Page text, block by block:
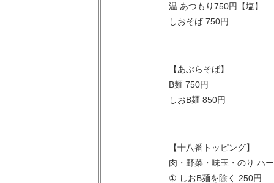
温 あつもり750円【塩】
しおそば 750円
【あぶらそば】
B麺 750円
しおB麺 850円
【十八番トッピング】
肉・野菜・味玉・のり ハ
① しおB麺を除く 250円